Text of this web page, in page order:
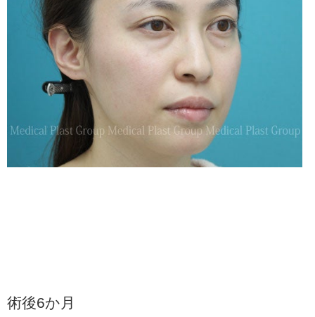
術後6か月